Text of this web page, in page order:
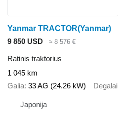
Yanmar TRACTOR(Yanmar)
9 850 USD
≈ 8 576 €
Ratinis traktorius
1 045 km
Galia 33 AG (24.26 kW) Degalai
Japonija